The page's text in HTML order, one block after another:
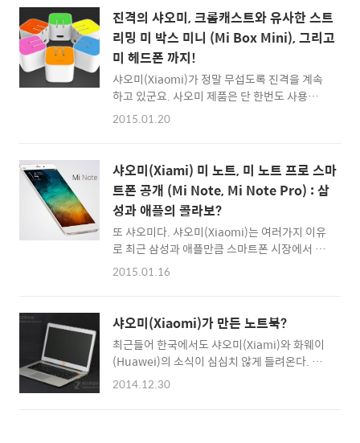
45,000원이네요. 디자인이 예쁘고 형형색색 컬
러를 변경할 수 있다는 점에서 인테리어 소품으
로도 인기있을 것 같습..
유용한지 알기 때문이죠 ^^ 샤오미 체중계의 가
격은 99위안, 한화로 환산하면 약 17,800원입
니다. 블루투스로 스마트폰과 연동되고, 자동으
로 프로필 인식해서 클라우드에 체중 정보를 기
록해준다고 하는군요. 꽤 저렴한 가격인 만큼 집
에 하나쯤 있으면 가족들이 모두 체중관리를 할
수 있는 좋은 아이템으로 생각됩니다. :: 샤오미
체중계2 구입하러 바로가기 :: [관련글] Fitbit
스마트 체중계 득템!
진격의 샤오미, 크롬캐스트와 유사한 스트
리밍 미 박스 미니 (Mi Box Mini), 그리고
미 헤드폰 까지!
샤오미(Xiaomi)가 정말 무섭도록 진격을 계속
하고 있군요. 사오미 제품은 단 한번도 사용해본
적이 었습니다. 한국에서 샤오미 보조배터리가
샤오미 노트(Xiaomi Mi Note)가 나와도 기사
작성만 했을 뿐 사용해보고 싶다는 생각은 안해
봤죠 ^^ 미디어 스트리밍 디바이스 Mi Box
mini (미 박스 미니) © miui.com 그런데 샤오
미가 이번에는 꽤 관심을 가질만한 스마트 디바
이스를 내놓았습니다. TV와 HDMI케이블로 연
결해서 사용할 수 있는 셋톱박스형 미디어 플레
이어를 새롭게 선보인 것인데, 매우 작은 사이즈
캐스트(Chorme Cast)와 유사한 기능을..
2015.01.20
샤오미(Xiami) 미 노트, 미 노트 프로 스마
트폰 공개 (Mi Note, Mi Note Pro) : 삼
성과 애플의 콜라보?
또 샤오미다. 샤오미(Xiaomi)는 여러가지 이유
로 최근 삼성과 애플만큼 스마트폰 시장에서 크
게 주목받고 있다. 일단 소비자에게는 값싸고 개
는데... 유저가 기업을 걱정해줄 필요는 없다. 이
번에 샤오미가 발표한 Mi Note, Mi Note Pro는
삼성의 갤럭시노트 시리즈에서 네이밍 영감을
얻어 개발된 것으로 보인다. 하지만 그 안을 살
펴보면 아이폰6플러스가 타겟으로 설정되어 있
2015.01.16
샤오미(Xiaomi)가 만든 노트북?
최근들어 한국에서도 샤오미(Xiami)와 화웨이
(Huawei)의 소식이 심심치 않게 들려온다. 안
드로이드 스마트폰이 처음 태동할 즈음인 2009
2014.12.30